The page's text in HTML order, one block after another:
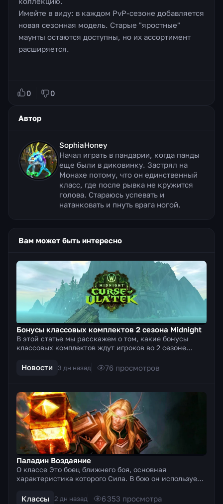
Имейте в виду: в каждом PvP-сезоне добавляется
новая сезонная модель. Старые "яростные"
маунты остаются доступны, но их ассортимент
расширяется.
0 0
Автор
SophiaHoney
Начал играть в пандарии, когда панды
еще были в диковинку. Застрял на
Монахе потому, что он единственный
класс, где после рывка не кружится
голова. Стараюсь успевать и
натанковать и пнуть врага ногой.
Вам может быть интересно
Бонусы классовых комплектов 2 сезона Midnight
В этой статье мы расскажем о том, какие бонусы
классовых комплектов ждут игроков во 2 сезоне
какие с...
Новости 3 дн назад 76 просмотров
Паладин Воздаяние
О классе Это боец ближнего боя, основная
характеристика которого Сила. В бою он использует
этого бойца я...
Классы 2 дн назад 6 353 просмотра